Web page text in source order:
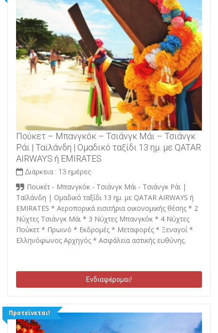
Πούκετ – Μπανγκόκ – Τσιάνγκ Μάι – Τσιάνγκ
Ράι | Ταϊλάνδη | Ομαδικό ταξίδι 13 ημ. με QATAR
AIRWAYS ή EMIRATES
Διάρκεια : 13 ημέρες
Πουκέτ - Μπανγκόκ - Τσιάνγκ Μάι - Τσιάνγκ Ράι |
Ταϊλάνδη | Ομαδικό ταξίδι 13 ημ. με QATAR AIRWAYS ή
EMIRATES * Αεροπορικά εισιτήρια οικονομικής θέσης * 2
Νύχτες Τσιάνγκ Μάι * 3 Νύχτες Μπανγκόκ * 4 Νύχτες
Πούκετ * Πρωινό * Εκδρομές * Μεταφορές * Ξεναγοί *
Ελληνόφωνος Αρχηγός * Ασφάλεια αστικής ευθύνης.
Ενδιαφέρομαι!
Προτείνεται!